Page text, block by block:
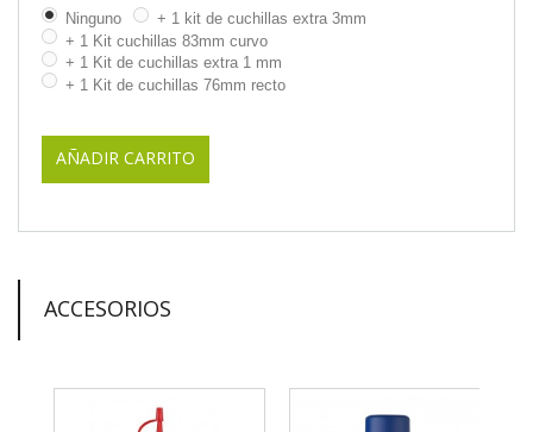
Ninguno
+ 1 kit de cuchillas extra 3mm
+ 1 Kit cuchillas 83mm curvo
+ 1 Kit de cuchillas extra 1 mm
+ 1 Kit de cuchillas 76mm recto
AÑADIR CARRITO
ACCESORIOS